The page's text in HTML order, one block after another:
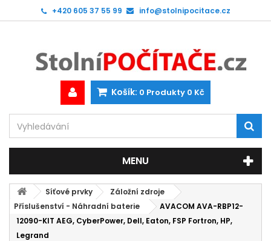
+420 605 37 55 99 info@stolnipocitace.cz
Košík: 0 Produkty 0 Kč
MENU
Síťové prvky
Záložní zdroje
Příslušenství - Náhradní baterie
AVACOM AVA-RBP12-
12090-KIT AEG, CyberPower, Dell, Eaton, FSP Fortron, HP,
Legrand